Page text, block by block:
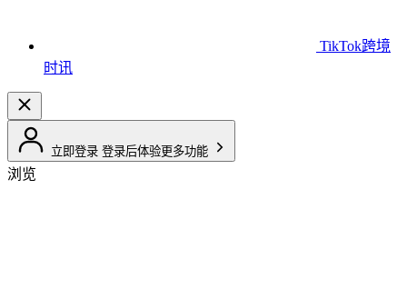
TikTok跨境
时讯
立即登录 登录后体验更多功能
浏览